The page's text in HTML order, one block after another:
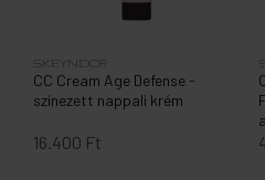
CC Cream Age Defense -
színezett nappali krém
SKEYNDOR
16.400 Ft